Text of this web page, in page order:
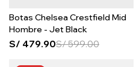
Botas Chelsea Crestfield Mid
Hombre - Jet Black
S/ 479.90S/599.00